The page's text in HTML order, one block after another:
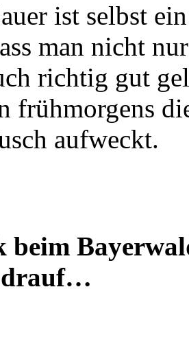
ist selbst
man nicht
richtig gut
frühmorgens
aufweckt.
beim
drauf…